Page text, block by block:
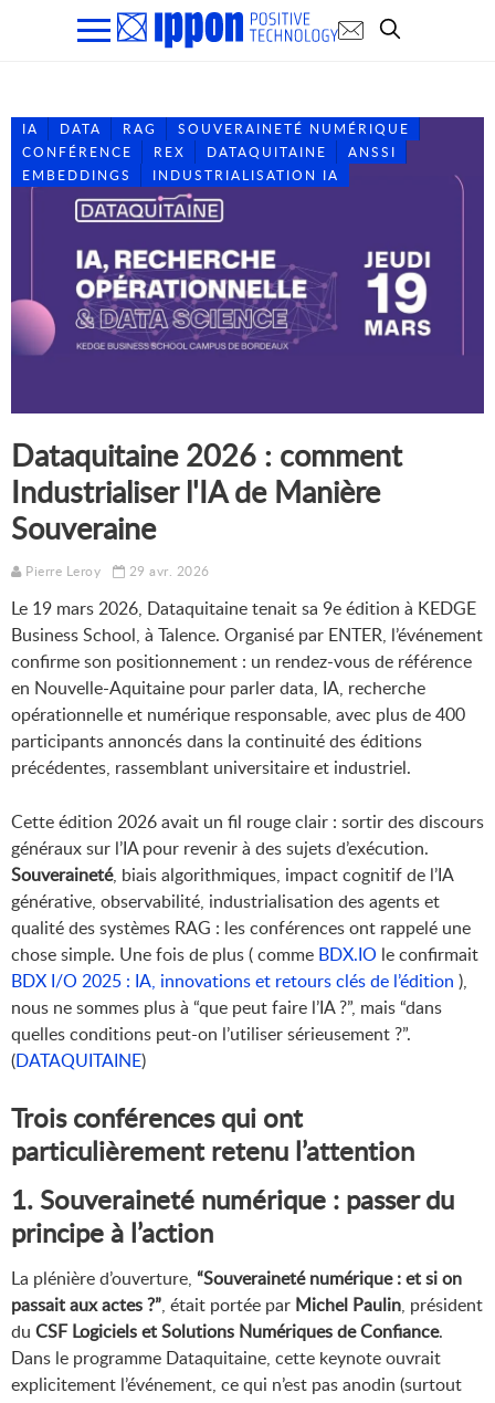
IA DATA RAG
SOUVERAINETÉ NUMÉRIQUE
CONFÉRENCE
REX DATAQUITAINE
ANSSI
EMBEDDINGS
INDUSTRIALISATION IA
Dataquitaine 2026 : comment
Industrialiser l'IA de Manière
Souveraine
Pierre Leroy 29 avr. 2026
Le 19 mars 2026, Dataquitaine tenait sa 9e édition à KEDGE
Business School, à Talence. Organisé par ENTER, l’événement
confirme son positionnement : un rendez-vous de référence
en Nouvelle-Aquitaine pour parler data, IA, recherche
opérationnelle et numérique responsable, avec plus de 400
participants annoncés dans la continuité des éditions
précédentes, rassemblant universitaire et industriel.
Cette édition 2026 avait un fil rouge clair : sortir des discours
généraux sur l’IA pour revenir à des sujets d’exécution.
Souveraineté, biais algorithmiques, impact cognitif de l’IA
générative, observabilité, industrialisation des agents et
qualité des systèmes RAG : les conférences ont rappelé une
chose simple. Une fois de plus ( comme BDX.IO le confirmait
BDX I/O 2025 : IA, innovations et retours clés de l’édition ),
nous ne sommes plus à “que peut faire l’IA ?”, mais “dans
quelles conditions peut-on l’utiliser sérieusement ?”.
(DATAQUITAINE)
Trois conférences qui ont
particulièrement retenu l’attention
1. Souveraineté numérique : passer du
principe à l’action
La plénière d’ouverture, “Souveraineté numérique : et si on
passait aux actes ?”, était portée par Michel Paulin, président
du CSF Logiciels et Solutions Numériques de Confiance.
Dans le programme Dataquitaine, cette keynote ouvrait
explicitement l’événement, ce qui n’est pas anodin (surtout